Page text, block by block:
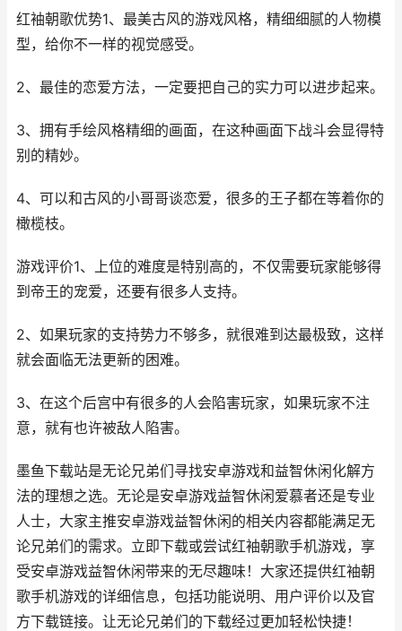
红袖朝歌优势1、最美古风的游戏风格，精细细腻的人物模
型，给你不一样的视觉感受。
2、最佳的恋爱方法，一定要把自己的实力可以进步起来。
3、拥有手绘风格精细的画面，在这种画面下战斗会显得特
别的精妙。
4、可以和古风的小哥哥谈恋爱，很多的王子都在等着你的
橄榄枝。
游戏评价1、上位的难度是特别高的，不仅需要玩家能够得
到帝王的宠爱，还要有很多人支持。
2、如果玩家的支持势力不够多，就很难到达最极致，这样
就会面临无法更新的困难。
3、在这个后宫中有很多的人会陷害玩家，如果玩家不注
意，就有也许被敌人陷害。
墨鱼下载站是无论兄弟们寻找安卓游戏和益智休闲化解方
法的理想之选。无论是安卓游戏益智休闲爱慕者还是专业
人士，大家主推安卓游戏益智休闲的相关内容都能满足无
论兄弟们的需求。立即下载或尝试红袖朝歌手机游戏，享
受安卓游戏益智休闲带来的无尽趣味！大家还提供红袖朝
歌手机游戏的详细信息，包括功能说明、用户评价以及官
方下载链接。让无论兄弟们的下载经过更加轻松快捷！